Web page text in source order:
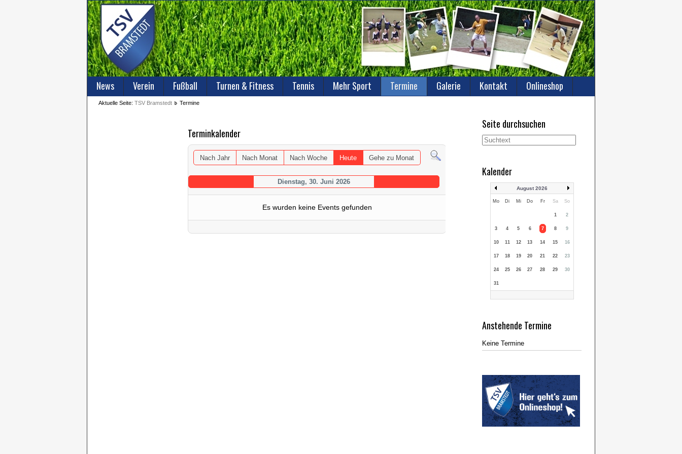
News Verein Fußball Turnen & Fitness Tennis Mehr Sport Termine Galerie Kontakt Onlineshop
Aktuelle Seite: TSV Bramstedt Termine
Terminkalender
Nach Jahr Nach Monat Nach Woche Heute Gehe zu Monat
Dienstag, 30. Juni 2026
Es wurden keine Events gefunden
Seite durchsuchen
Kalender
August 2026
Mo Di Mi Do Fr Sa So
1 2
3 4 5 6 7 8 9
10 11 12 13 14 15 16
17 18 19 20 21 22 23
24 25 26 27 28 29 30
31
Anstehende Termine
Keine Termine